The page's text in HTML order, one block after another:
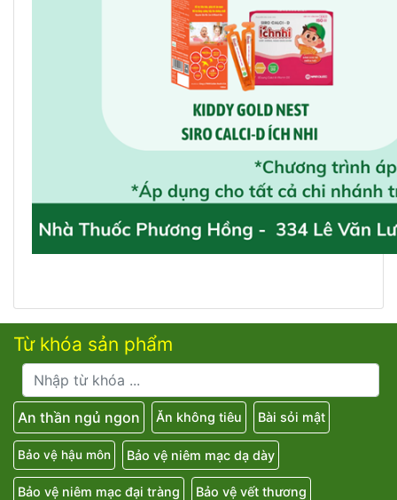
Từ khóa sản phẩm
An thần ngủ ngon Ăn không tiêu Bài sỏi mật
Bảo vệ hậu môn Bảo vệ niêm mạc dạ dày
Bảo vệ niêm mạc đại tràng Bảo vệ vết thương